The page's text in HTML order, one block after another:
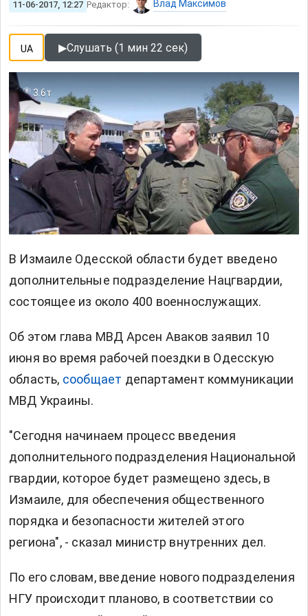
11-06-2017, 12:27 Редактор: Влад Максимов
UA ▶Слушать (1 мин 22 сек)
3.6т
В Измаиле Одесской области будет введено
дополнительные подразделение Нацгвардии,
состоящее из около 400 военнослужащих.
Об этом глава МВД Арсен Аваков заявил 10
июня во время рабочей поездки в Одесскую
область, сообщает департамент коммуникации
МВД Украины.
"Сегодня начинаем процесс введения
дополнительного подразделения Национальной
гвардии, которое будет размещено здесь, в
Измаиле, для обеспечения общественного
порядка и безопасности жителей этого
региона", - сказал министр внутренних дел.
По его словам, введение нового подразделения
НГУ происходит планово, в соответствии со